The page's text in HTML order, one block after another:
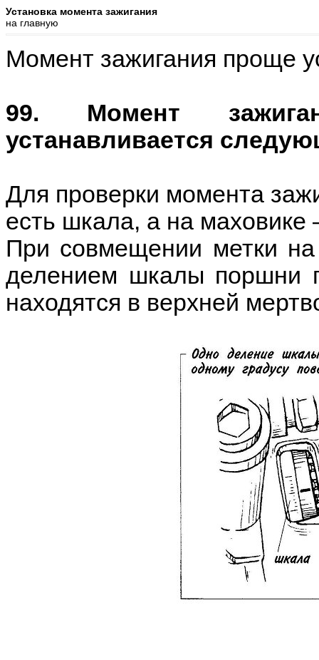
Установка момента зажигания
на главную
Момент зажигания проще
99. Момент
устанавливается
Для проверки момента
есть шкала, а на
При совмещении метки
делением шкалы поршни
находятся в верхней